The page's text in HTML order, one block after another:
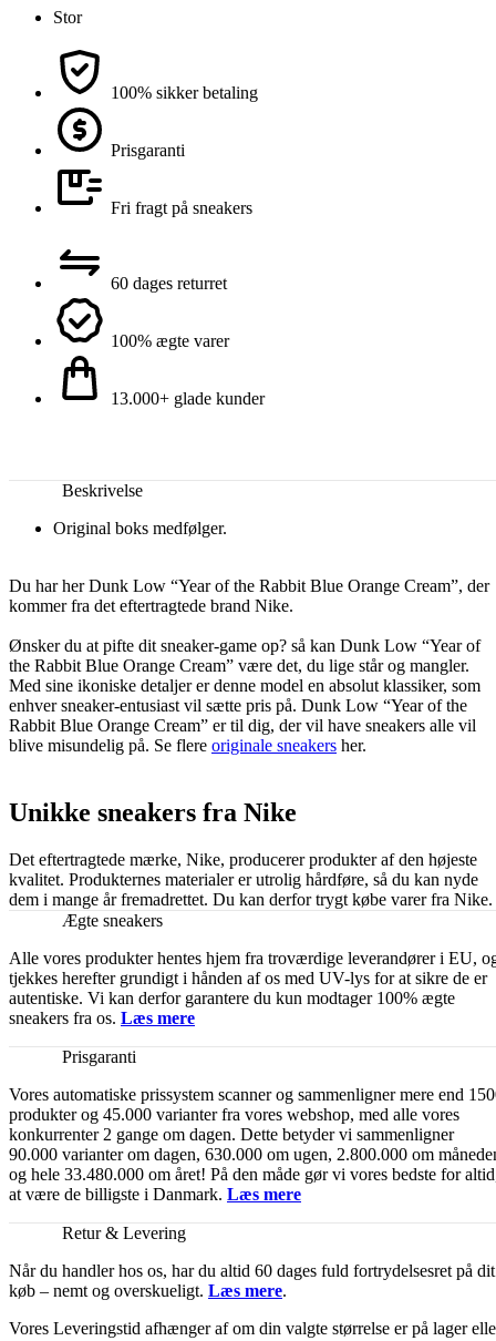
Stor
100% sikker betaling
Prisgaranti
Fri fragt på sneakers
60 dages returret
100% ægte varer
13.000+ glade kunder
Beskrivelse
Original boks medfølger.
Du har her Dunk Low “Year of the Rabbit Blue Orange Cream”, der
kommer fra det eftertragtede brand Nike.
Ønsker du at pifte dit sneaker-game op? så kan Dunk Low “Year of
the Rabbit Blue Orange Cream” være det, du lige står og mangler.
Med sine ikoniske detaljer er denne model en absolut klassiker, som
enhver sneaker-entusiast vil sætte pris på. Dunk Low “Year of the
Rabbit Blue Orange Cream” er til dig, der vil have sneakers alle vil
blive misundelig på. Se flere originale sneakers her.
Unikke sneakers fra Nike
Det eftertragtede mærke, Nike, producerer produkter af den højeste
kvalitet. Produkternes materialer er utrolig hårdføre, så du kan nyde
dem i mange år fremadrettet. Du kan derfor trygt købe varer fra Nike.
Ægte sneakers
Alle vores produkter hentes hjem fra troværdige leverandører i EU,
tjekkes herefter grundigt i hånden af os med UV-lys for at sikre de er
autentiske. Vi kan derfor garantere du kun modtager 100% ægte
sneakers fra os. Læs mere
Prisgaranti
Vores automatiske prissystem scanner og sammenligner mere end
produkter og 45.000 varianter fra vores webshop, med alle vores
konkurrenter 2 gange om dagen. Dette betyder vi sammenligner
90.000 varianter om dagen, 630.000 om ugen, 2.800.000 om
og hele 33.480.000 om året! På den måde gør vi vores bedste for
at være de billigste i Danmark. Læs mere
Retur & Levering
Når du handler hos os, har du altid 60 dages fuld fortrydelsesret på dit
køb – nemt og overskueligt. Læs mere.
Vores Leveringstid afhænger af om din valgte størrelse er på lager